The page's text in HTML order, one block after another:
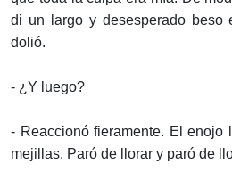
di un largo y desesperado beso
dolió.
- ¿Y luego?
- Reaccionó fieramente. El
mejillas. Paró de llorar y paró de